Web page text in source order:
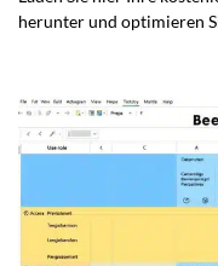
herunter und optimieren